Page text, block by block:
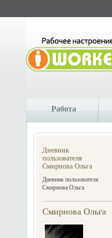
Работа
Дневник
пользователя
Смирнова Ольга
Дневник пользователя
Смирнова Ольга
Смирнова Ольга